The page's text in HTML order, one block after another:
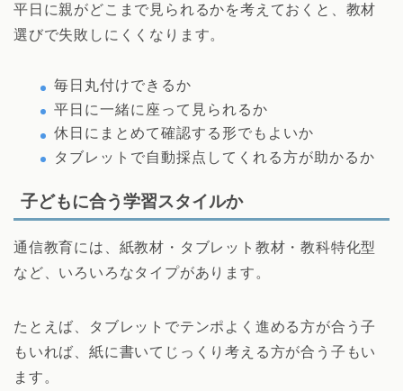
平日に親がどこまで見られるかを考えておくと、教材
選びで失敗しにくくなります。
毎日丸付けできるか
平日に一緒に座って見られるか
休日にまとめて確認する形でもよいか
タブレットで自動採点してくれる方が助かるか
子どもに合う学習スタイルか
通信教育には、紙教材・タブレット教材・教科特化型
など、いろいろなタイプがあります。
たとえば、タブレットでテンポよく進める方が合う子
もいれば、紙に書いてじっくり考える方が合う子もい
ます。